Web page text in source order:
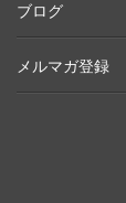
ブログ
メルマガ登録